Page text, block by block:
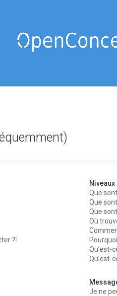
?!
Que
Que
Que
Où
Qu’est-
Qu’est-
Je ne